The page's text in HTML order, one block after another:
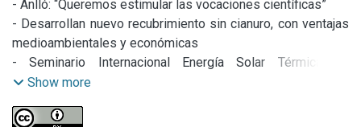
- Anlló: “Queremos estimular las vocaciones científicas”
- Desarrollan nuevo recubrimiento sin cianuro, con ventajas
medioambientales y económicas
- Seminario Internacional Energía Solar Térmica de
Concentración
Show more